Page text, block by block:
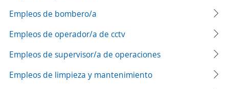
Empleos de bombero/a
Empleos de operador/a de cctv
Empleos de supervisor/a de operaciones
Empleos de limpieza y mantenimiento